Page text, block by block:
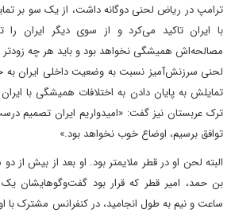
ترامپ در ریاض لحنی دوگانه داشت، از یک سو بر
با ایران تاکید می‌کرد و از سوی دیگر ایران را
مصالحه‌اش همیشگی نخواهد بود و باید هر چه زودتر
لحنی سرزنش‌آمیز نسبت به وضعیت داخلی ایران به
تمایلش به پایان دادن به اختلافات همیشگی با
ترک عربستان نیز گفت: «امیدواریم ایران تصمیم
توافق برسیم، اوضاع خوب نخواهد بود.»
البته لحن او در قطر ملایمتر بود. او بعد از بیش از
بن حمد، امیر قطر که قرار بود گفت‌وگوهایشان
ساعت و نیم به طول انجامید، در کنفرانس مشترک با